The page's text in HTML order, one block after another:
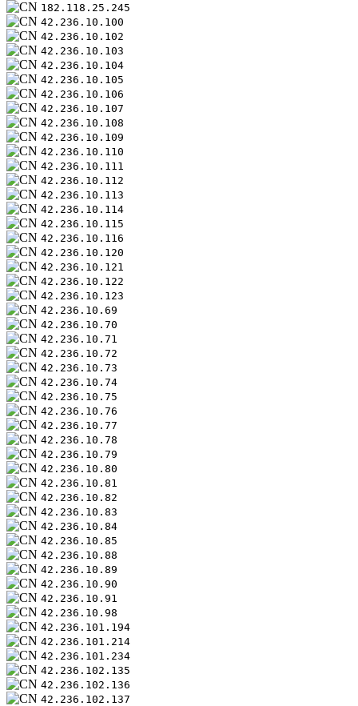
182.118.25.245
42.236.10.100
42.236.10.102
42.236.10.103
42.236.10.104
42.236.10.105
42.236.10.106
42.236.10.107
42.236.10.108
42.236.10.109
42.236.10.110
42.236.10.111
42.236.10.112
42.236.10.113
42.236.10.114
42.236.10.115
42.236.10.116
42.236.10.120
42.236.10.121
42.236.10.122
42.236.10.123
42.236.10.69
42.236.10.70
42.236.10.71
42.236.10.72
42.236.10.73
42.236.10.74
42.236.10.75
42.236.10.76
42.236.10.77
42.236.10.78
42.236.10.79
42.236.10.80
42.236.10.81
42.236.10.82
42.236.10.83
42.236.10.84
42.236.10.85
42.236.10.88
42.236.10.89
42.236.10.90
42.236.10.91
42.236.10.98
42.236.101.194
42.236.101.214
42.236.101.234
42.236.102.135
42.236.102.136
42.236.102.137